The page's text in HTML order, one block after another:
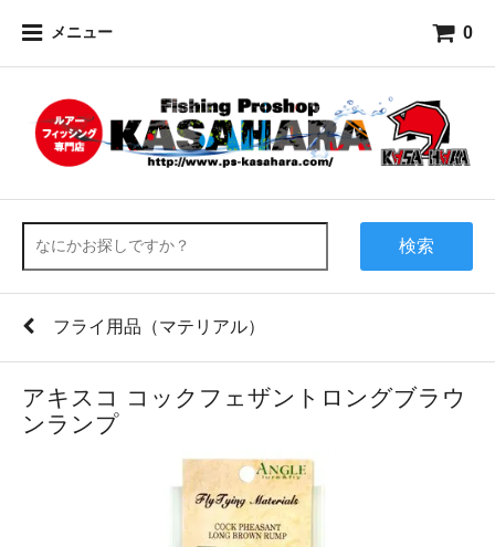
メニュー 0
検索
フライ用品（マテリアル）
アキスコ コックフェザントロングブラウ
ンランプ